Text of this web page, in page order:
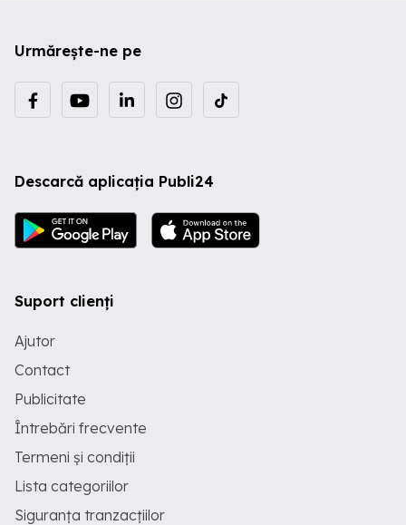
Urmărește-ne pe
Descarcă aplicația Publi24
Suport clienți
Ajutor
Contact
Publicitate
Întrebări frecvente
Termeni și condiții
Lista categoriilor
Siguranța tranzacțiilor